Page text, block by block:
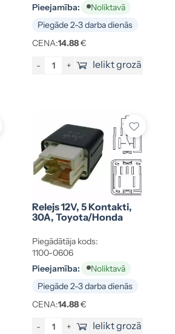
Pieejamība:
Noliktavā
Piegāde 2-3 darba dienās
CENA:14.88€
- + Ielikt grozā
Relejs 12V, 5 Kontakti,
30A, Toyota/Honda
Piegādātāja kods:
1100-0606
Pieejamība:
Noliktavā
Piegāde 2-3 darba dienās
CENA:14.88€
- + Ielikt grozā